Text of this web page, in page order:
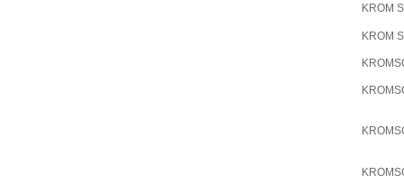
KROM
KROM